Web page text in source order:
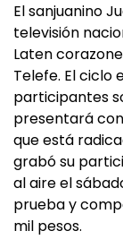
El sanjuanino
televisión
Laten
Telefe. El ciclo
participantes
presentará
que está
grabó su
al aire el
prueba y
mil pesos.